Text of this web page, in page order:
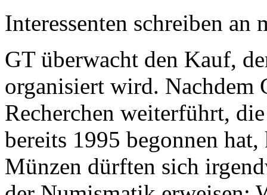
Interessenten schreiben
GT überwacht den Kauf,
organisiert wird. Nachdem
Recherchen weiterführt,
bereits 1995 begonnen
Münzen dürften sich